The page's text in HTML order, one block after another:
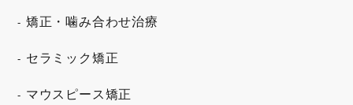
矯正・噛み合わせ治療
セラミック矯正
マウスピース矯正